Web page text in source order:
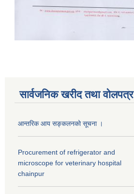
सार्वजनिक खरीद तथा वाेलपत्र
आन्तरिक आय सङ्कलनको सूचना ।
Procurement of refrigerator and
microscope for veterinary hospital
chainpur